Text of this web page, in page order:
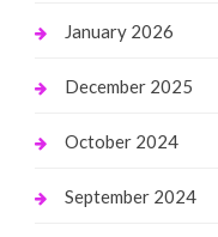
January 2026
December 2025
October 2024
September 2024